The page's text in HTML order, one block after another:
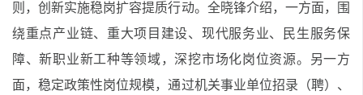
则，创新实施稳岗扩容提质行动。全晓锋介绍，一方面，围
绕重点产业链、重大项目建设、现代服务业、民生服务保
障、新职业新工种等领域，深挖市场化岗位资源。另一方
面，稳定政策性岗位规模，通过机关事业单位招录（聘）、